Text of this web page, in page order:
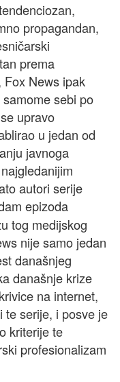
propagandan,
prema
News ipak
sebi po
upravo
u jedan od
javnoga
autori serije
epizoda
tog medijskog
nije samo jedan
današnjeg
današnje krize
na internet,
te serije, i posve je
kriterije te
profesionalizam